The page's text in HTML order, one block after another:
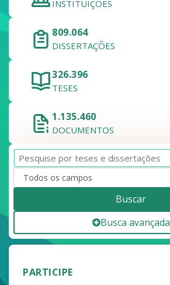
INSTITUIÇÕES
809.064
DISSERTAÇÕES
326.396
TESES
1.135.460
DOCUMENTOS
Buscar
Busca avançada
PARTICIPE